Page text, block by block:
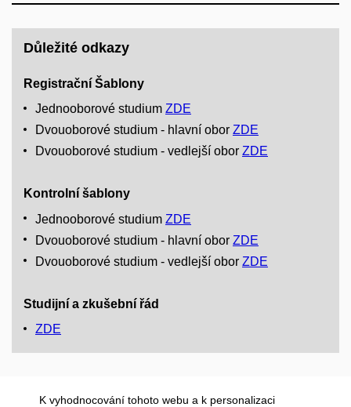
Důležité odkazy
Registrační Šablony
Jednooborové studium ZDE
Dvouoborové studium - hlavní obor ZDE
Dvouoborové studium - vedlejší obor ZDE
Kontrolní šablony
Jednooborové studium ZDE
Dvouoborové studium - hlavní obor ZDE
Dvouoborové studium - vedlejší obor ZDE
Studijní a zkušební řád
ZDE
K vyhodnocování tohoto webu a k personalizaci